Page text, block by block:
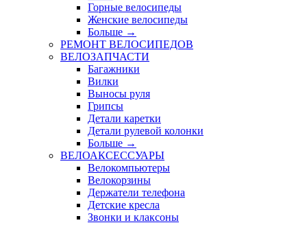
Горные велосипеды
Женские велосипеды
Больше →
РЕМОНТ ВЕЛОСИПЕДОВ
ВЕЛОЗАПЧАСТИ
Багажники
Вилки
Выносы руля
Грипсы
Детали каретки
Детали рулевой колонки
Больше →
ВЕЛОАКСЕССУАРЫ
Велокомпьютеры
Велокорзины
Держатели телефона
Детские кресла
Звонки и клаксоны